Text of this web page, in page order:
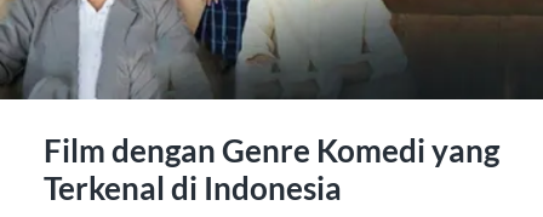
Film dengan Genre Komedi yang
Terkenal di Indonesia